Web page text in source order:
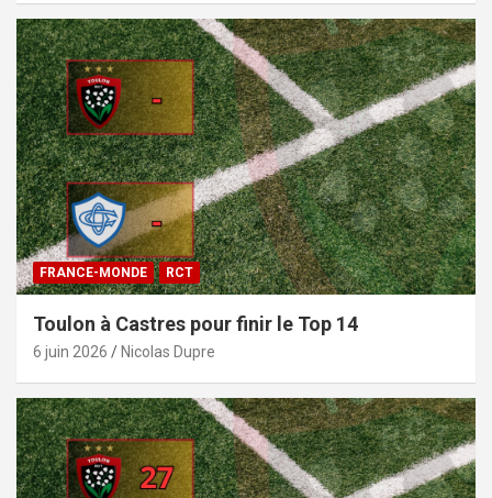
FRANCE-MONDE RCT
Toulon à Castres pour finir le Top 14
6 juin 2026 Nicolas Dupre